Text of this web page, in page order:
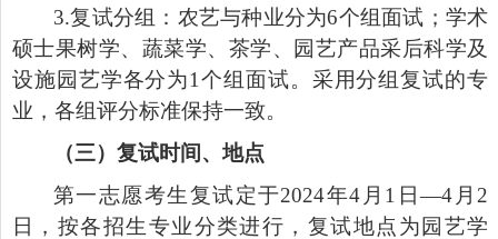
3.复试分组：农艺与种业分为6个组面试； 学术
硕士果树学、 蔬菜学、茶学、园艺产品采后科学及
设施园艺学各分为1 个组面试。采用分组复试的专
业，各组评分标准保持一致。
（三）复试时间、地点
第一志愿考生复试定于2024年4 月 1 日—4 月 2
日，按各招生专业分类进行，复试地点为园艺学